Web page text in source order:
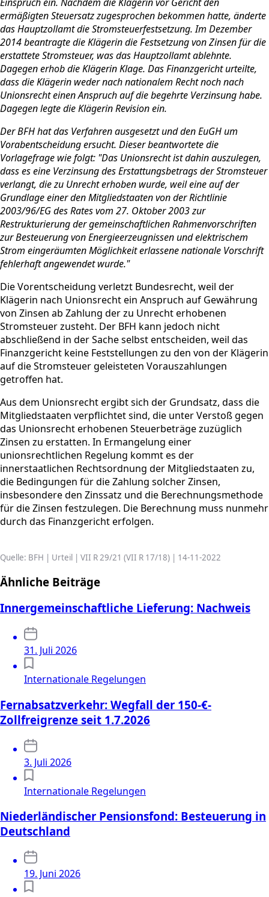
ermäßigten Steuersatz zugesprochen bekommen hatte, änderte
das Hauptzollamt die Stromsteuerfestsetzung. Im Dezember
2014 beantragte die Klägerin die Festsetzung von Zinsen für die
erstattete Stromsteuer, was das Hauptzollamt ablehnte.
Dagegen erhob die Klägerin Klage. Das Finanzgericht urteilte,
dass die Klägerin weder nach nationalem Recht noch nach
Unionsrecht einen Anspruch auf die begehrte Verzinsung habe.
Dagegen legte die Klägerin Revision ein.
Der BFH hat das Verfahren ausgesetzt und den EuGH um
Vorabentscheidung ersucht. Dieser beantwortete die
Vorlagefrage wie folgt: "Das Unionsrecht ist dahin auszulegen,
dass es eine Verzinsung des Erstattungsbetrags der Stromsteuer
verlangt, die zu Unrecht erhoben wurde, weil eine auf der
Grundlage einer den Mitgliedstaaten von der Richtlinie
2003/96/EG des Rates vom 27. Oktober 2003 zur
Restrukturierung der gemeinschaftlichen Rahmenvorschriften
zur Besteuerung von Energieerzeugnissen und elektrischem
Strom eingeräumten Möglichkeit erlassene nationale Vorschrift
fehlerhaft angewendet wurde."
Die Vorentscheidung verletzt Bundesrecht, weil der
Klägerin nach Unionsrecht ein Anspruch auf Gewährung
von Zinsen ab Zahlung der zu Unrecht erhobenen
Stromsteuer zusteht. Der BFH kann jedoch nicht
abschließend in der Sache selbst entscheiden, weil das
Finanzgericht keine Feststellungen zu den von der Klägerin
auf die Stromsteuer geleisteten Vorauszahlungen
getroffen hat.
Aus dem Unionsrecht ergibt sich der Grundsatz, dass die
Mitgliedstaaten verpflichtet sind, die unter Verstoß gegen
das Unionsrecht erhobenen Steuerbeträge zuzüglich
Zinsen zu erstatten. In Ermangelung einer
unionsrechtlichen Regelung kommt es der
innerstaatlichen Rechtsordnung der Mitgliedstaaten zu,
die Bedingungen für die Zahlung solcher Zinsen,
insbesondere den Zinssatz und die Berechnungsmethode
für die Zinsen festzulegen. Die Berechnung muss nunmehr
durch das Finanzgericht erfolgen.
Quelle: BFH | Urteil | VII R 29/21 (VII R 17/18) | 14-11-2022
Ähnliche Beiträge
Innergemeinschaftliche Lieferung: Nachweis
31. Juli 2026
Internationale Regelungen
Fernabsatzverkehr: Wegfall der 150-€-
Zollfreigrenze seit 1.7.2026
3. Juli 2026
Internationale Regelungen
Niederländischer Pensionsfond: Besteuerung in
Deutschland
19. Juni 2026